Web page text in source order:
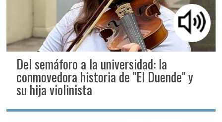
Del semáforo a la universidad: la
conmovedora historia de "El Duende" y
su hija violinista